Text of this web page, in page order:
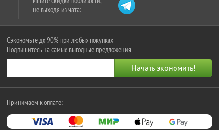
не выходя из чата:
Сэкономьте до 90% при любых покупках
Подпишитесь на самые выгодные предложения
Принимаем к оплате: